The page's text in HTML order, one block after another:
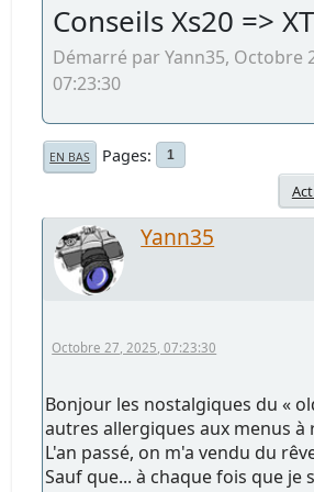
Conseils Xs20 =>
Démarré par Yann35, Octobre
07:23:30
EN BAS Pages 1
Yann35
Octobre 27, 2025, 07:23:30
Bonjour les nostalgiques du «
autres allergiques aux menus à
L'an passé, on m'a vendu du
Sauf que... à chaque fois que je